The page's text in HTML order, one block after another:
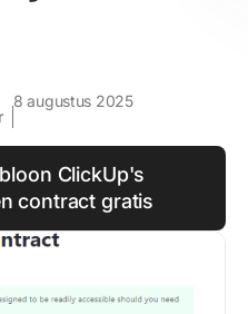
8 augustus 2025
ClickUp's
contract gratis